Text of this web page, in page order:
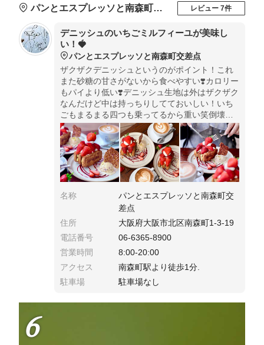
パンとエスプレッソと南森町交差点 レビュー 7件
デニッシュのいちごミルフィーユが美味し
い！🍓
パンとエスプレッソと南森町交差点
ザクザクデニッシュというのがポイント！これ
また砂糖の甘さがないから食べやすい❣️カロリー
もパイより低い❣️デニッシュ生地は外はザクザク
なんだけど中は持っちりしてておいしい！いち
ごもまるまる四つも乗ってるから重い笑倒壊に
注意😂なんとか倒壊前に阻止できたよ👍
名称
パンとエスプレッソと南森町交
差点
住所
大阪府大阪市北区南森町1-3-19
電話番号
06-6365-8900
営業時間
8:00-20:00
アクセス
南森町駅より徒歩1分.
駐車場
駐車場なし
6